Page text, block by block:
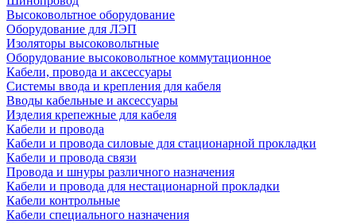
Высоковольтное оборудование
Оборудование для ЛЭП
Изоляторы высоковольтные
Оборудование высоковольтное коммутационное
Кабели, провода и аксессуары
Системы ввода и крепления для кабеля
Вводы кабельные и аксессуары
Изделия крепежные для кабеля
Кабели и провода
Кабели и провода силовые для стационарной прокладки
Кабели и провода связи
Провода и шнуры различного назначения
Кабели и провода для нестационарной прокладки
Кабели контрольные
Кабели специального назначения